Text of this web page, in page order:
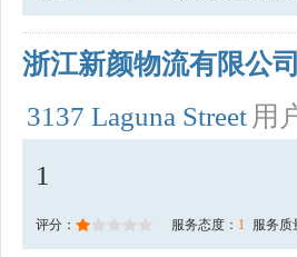
浙江新颜物流有限公司
3137 Laguna Street 用
1
评分： 服务态度： 1 服务质